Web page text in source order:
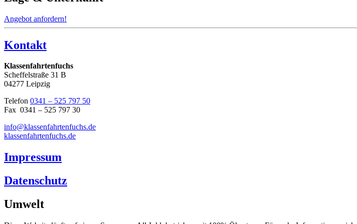
Angebot anfordern!
Kontakt
Klassenfahrtenfuchs
Scheffelstraße 31 B
04277 Leipzig
Telefon 0341 – 525 797 50
Fax 0341 – 525 797 30
info@klassenfahrtenfuchs.de
klassenfahrtenfuchs.de
Impressum
Datenschutz
Umwelt